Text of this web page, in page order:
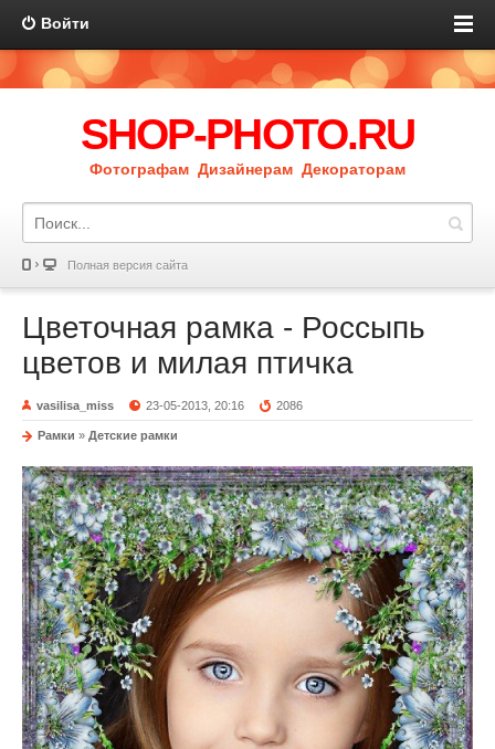
Войти
SHOP-PHOTO.RU
Фотографам Дизайнерам Декораторам
Полная версия сайта
Цветочная рамка - Россыпь
цветов и милая птичка
vasilisa_miss 23-05-2013, 20:16 2086
Рамки » Детские рамки